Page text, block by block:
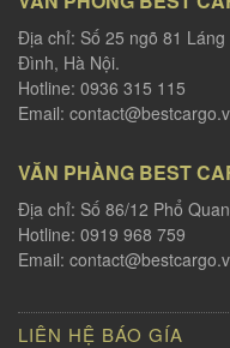
Địa chỉ: Số 25 ngõ 81
Đình, Hà Nội.
Hotline: 0936 315 115
Email:
VĂN PHÀNG BEST
Địa chỉ: Số 86/12 Phổ
Hotline: 0919 968 759
Email:
LIÊN HỆ BÁO GÍA